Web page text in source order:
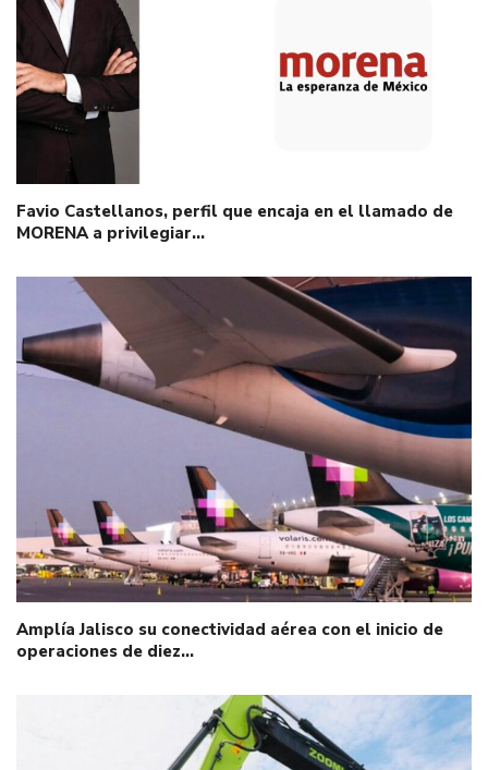
Favio Castellanos, perfil que encaja en el llamado de
MORENA a privilegiar…
Amplía Jalisco su conectividad aérea con el inicio de
operaciones de diez…